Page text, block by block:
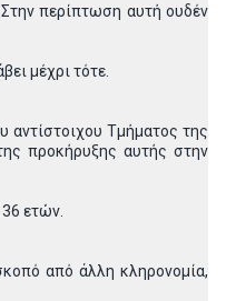
περίπτωση αυτή ουδέν
μέχρι τότε.
αντίστοιχου Τμήματος της
προκήρυξης αυτής στην
ετών.
από άλλη κληρονομία,